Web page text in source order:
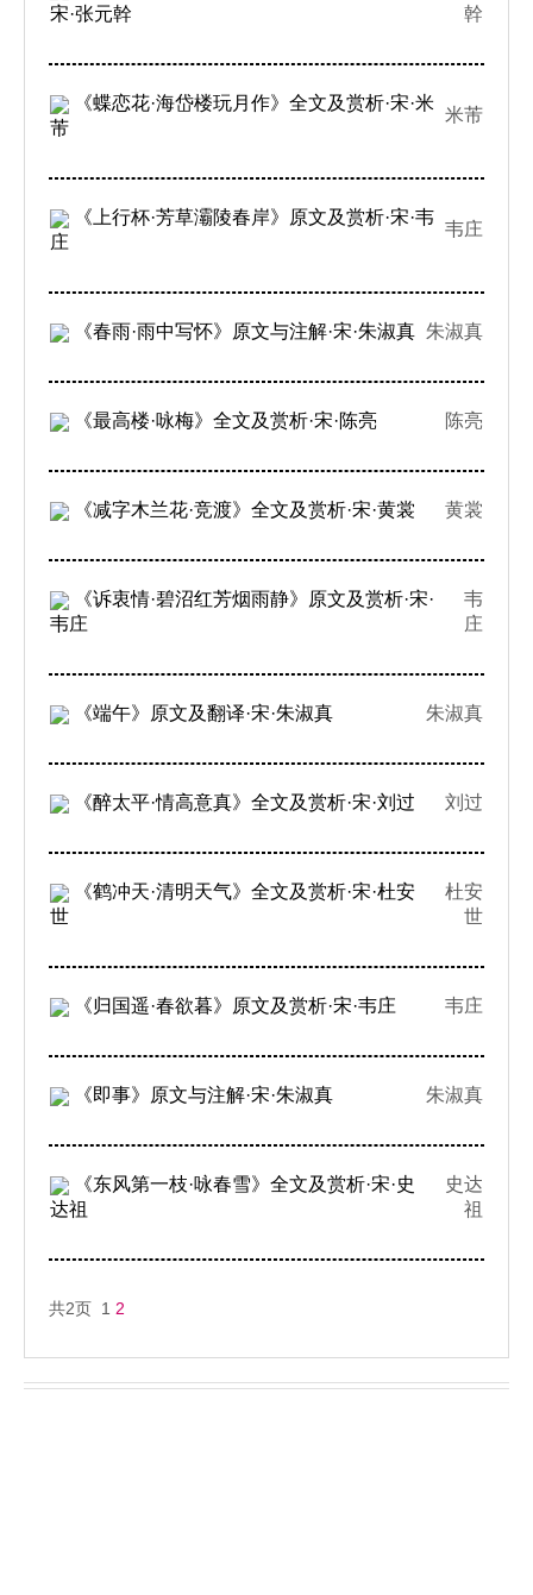
宋·张元幹
幹
《蝶恋花·海岱楼玩月作》全文及赏析·宋·米
芾
米芾
《上行杯·芳草灞陵春岸》原文及赏析·宋·韦
庄
韦庄
《春雨·雨中写怀》原文与注解·宋·朱淑真 朱淑真
《最高楼·咏梅》全文及赏析·宋·陈亮 陈亮
《减字木兰花·竞渡》全文及赏析·宋·黄裳 黄裳
《诉衷情·碧沼红芳烟雨静》原文及赏析·宋·
韦庄
韦
庄
《端午》原文及翻译·宋·朱淑真 朱淑真
《醉太平·情高意真》全文及赏析·宋·刘过 刘过
《鹤冲天·清明天气》全文及赏析·宋·杜安
世
杜安
世
《归国遥·春欲暮》原文及赏析·宋·韦庄 韦庄
《即事》原文与注解·宋·朱淑真 朱淑真
《东风第一枝·咏春雪》全文及赏析·宋·史
达祖
史达
祖
共2页 1 2